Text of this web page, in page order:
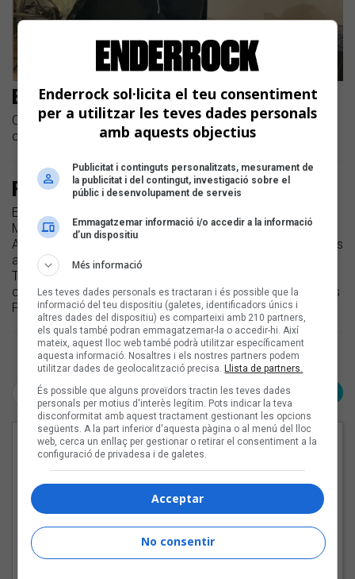
El repertori del coronavirus #22
Cada dia us oferim un recull d'algunes de les cançons
contra el confinament que pengen els artistes catalans
Foc, xeremiers, glosa i ball de bot
Els menorquins Es Bastió de s'Illa i els mallorquins Al-
Mayurqa, al Tradicionàrius
Aquest dijous 26 de gener van arrencar al CAT de Gràcia els
actes del tradicional Cap de Setmana de les Illes al
Tradicionàrius. Els actes continuen el divendres 27, amb
concert-ball doble al CAT, i el dissabte 28, amb la festa dels
Foguerons a les places de Gràcia.
Pàgina 1 de 1
< Anterior Següent >
EN PORTADA
Enderrock sol·licita el teu consentiment
per a utilitzar les teves dades personals
amb aquests objectius
Publicitat i continguts personalitzats, mesurament de
la publicitat i del contingut, investigació sobre el
públic i desenvolupament de serveis
Emmagatzemar informació i/o accedir a la informació
d’un dispositiu
Més informació
Les teves dades personals es tractaran i és possible que la
informació del teu dispositiu (galetes, identificadors únics i
altres dades del dispositiu) es comparteixi amb 210 partners,
els quals també podran emmagatzemar-la o accedir-hi. Així
mateix, aquest lloc web també podrà utilitzar específicament
aquesta informació. Nosaltres i els nostres partners podem
utilitzar dades de geolocalització precisa. Llista de partners.
És possible que alguns proveïdors tractin les teves dades
personals per motius d'interès legítim. Pots indicar la teva
disconformitat amb aquest tractament gestionant les opcions
següents. A la part inferior d'aquesta pàgina o al menú del lloc
web, cerca un enllaç per gestionar o retirar el consentiment a la
configuració de privadesa i de galetes.
Acceptar
No consentir